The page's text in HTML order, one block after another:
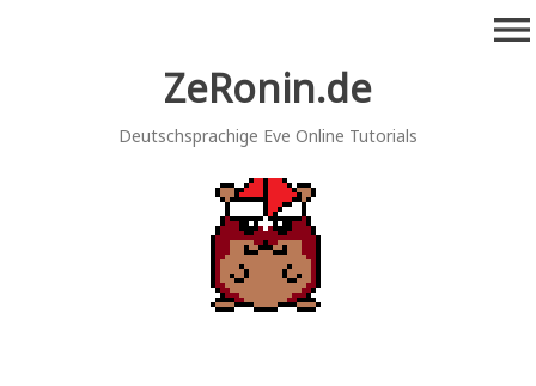
ZeRonin.de
Deutschsprachige Eve Online Tutorials
menu